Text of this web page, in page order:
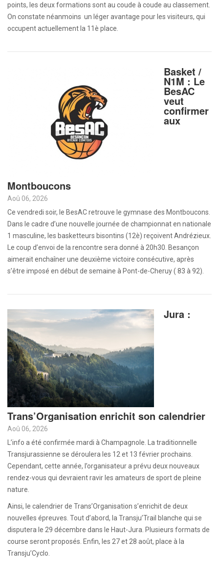
points, les deux formations sont au coude à coude au classement.
On constate néanmoins un léger avantage pour les visiteurs, qui
occupent actuellement la 11è place.
Basket /
N1M : Le
BesAC
veut
confirmer
aux
Montboucons
Aoû 06, 2026
Ce vendredi soir, le BesAC retrouve le gymnase des Montboucons.
Dans le cadre d’une nouvelle journée de championnat en nationale
1 masculine, les basketteurs bisontins (12è) reçoivent Andrézieux.
Le coup d’envoi de la rencontre sera donné à 20h30. Besançon
aimerait enchaîner une deuxième victoire consécutive, après
s’être imposé en début de semaine à Pont-de-Cheruy ( 83 à 92).
Jura :
Trans’Organisation enrichit son calendrier
Aoû 06, 2026
L’info a été confirmée mardi à Champagnole. La traditionnelle
Transjurassienne se déroulera les 12 et 13 février prochains.
Cependant, cette année, l’organisateur a prévu deux nouveaux
rendez-vous qui devraient ravir les amateurs de sport de pleine
nature.
Ainsi, le calendrier de Trans’Organisation s’enrichit de deux
nouvelles épreuves. Tout d’abord, la Transju’Trail blanche qui se
disputera le 29 décembre dans le Haut-Jura. Plusieurs formats de
course seront proposés. Enfin, les 27 et 28 août, place à la
Transju’Cyclo.